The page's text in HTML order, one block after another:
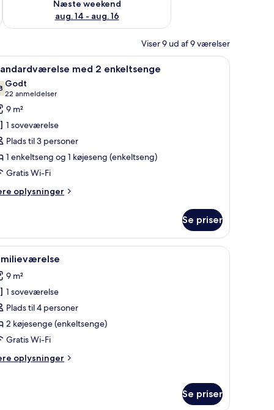
Næste weekend
aug. 14 - aug. 16
Viser 9 ud af 9 værelser
med computer og et lille bord.Et kompakt hotelværelse med to senge, et
5 med 2 enkeltsenge
ud af 10
Godt
22 anmeldelser
(22
anmeldelser)
9 m²
1 soveværelse
Plads til 3 personer
1 enkeltseng og 1 køjeseng (enkeltseng)
Gratis Wi-Fi
oplysninger
Se priser
med en bærbar, stol og et vindue med persienner.
Et lille hotelværelse med køjesenge, et
5
9 m²
1 soveværelse
Plads til 4 personer
2 køjesenge (enkeltsenge)
Gratis Wi-Fi
oplysninger
Se priser